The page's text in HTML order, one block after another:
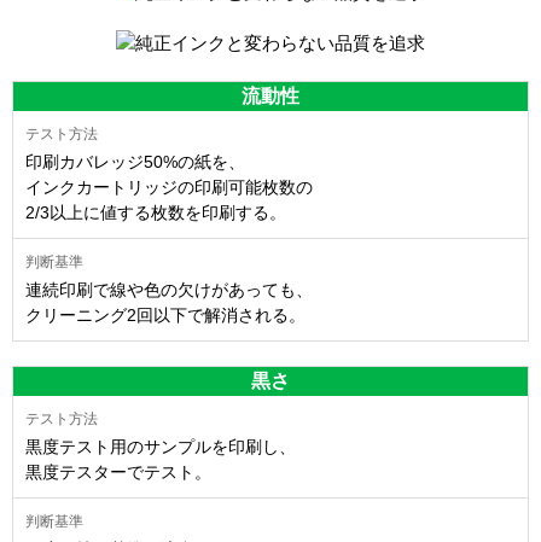
流動性
印刷カバレッジ50%の紙を、
インクカートリッジの印刷可能枚数の
2/3以上に値する枚数を印刷する。
連続印刷で線や色の欠けがあっても、
クリーニング2回以下で解消される。
黒さ
黒度テスト用のサンプルを印刷し、
黒度テスターでテスト。